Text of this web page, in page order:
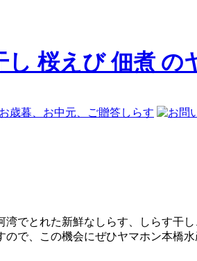
し 桜えび 佃煮 の
でとれた新鮮なしらす、しらす干
で、この機会にぜひヤマホン本橋